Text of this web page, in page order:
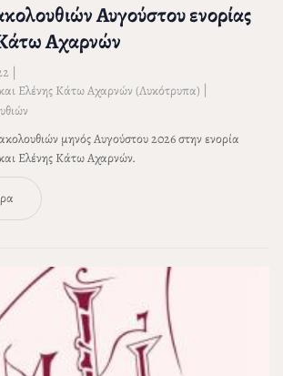
Αυγούστου ενορίας
Αχαρνών
|
Ελένης Κάτω Αχαρνών (Λυκότρυπα) |
μηνός Αυγούστου 2026 στην ενορία
Ελένης Κάτω Αχαρνών.